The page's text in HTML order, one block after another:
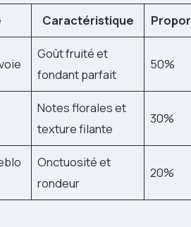
Caractéristique
Goût fruité et
fondant parfait
50%
Notes florales et
texture filante
30%
Onctuosité et
rondeur
20%